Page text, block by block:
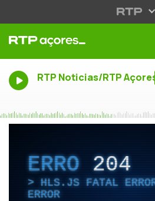
RTP Noticias/RTP Açores
ERRO204
HLS.JS FATAL
ERROR